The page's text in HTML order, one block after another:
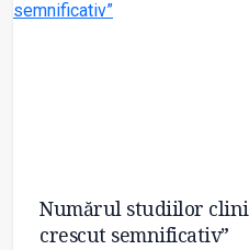
Numărul studiilor
crescut semnificativ”